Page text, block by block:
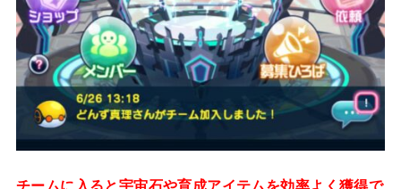
チームに入ると宇宙石や育成アイテムを効率よく獲得で